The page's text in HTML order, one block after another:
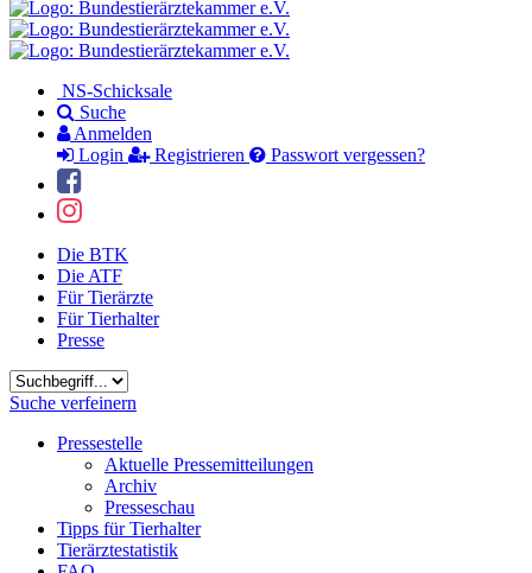
NS-Schicksale
Suche
Anmelden
Login
Registrieren Passwort vergessen?
Die BTK
Die ATF
Für Tierärzte
Für Tierhalter
Presse
Suchbegriff
Suche verfeinern
Pressestelle
Aktuelle Pressemitteilungen
Archiv
Presseschau
Tipps für Tierhalter
Tierärztestatistik